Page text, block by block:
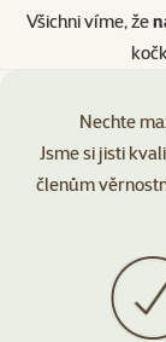
Všichni víme, že
Nechte
Jsme si jisti
členům